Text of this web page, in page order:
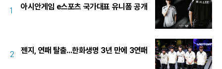
1 아시안게임 e스포츠 국가대표 유니폼 공개
2 젠지, 연패 탈출...한화생명 3년 만에 3연패